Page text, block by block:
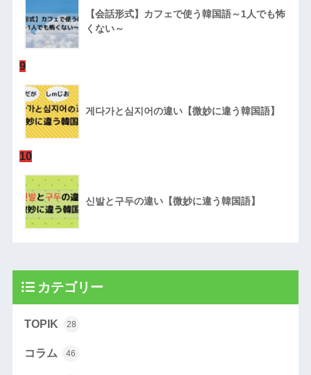
【会話形式】カフェで使う韓国語～1人でも怖
くない～
9
게다가と심지어の違い【微妙に違う韓国語】
10
신발と구두の違い【微妙に違う韓国語】
カテゴリー
TOPIK 28
コラム 46